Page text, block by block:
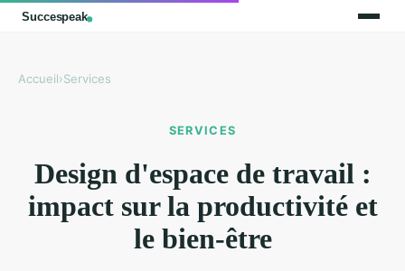
Accueil›Services
SERVICES
Design d'espace de travail :
impact sur la productivité et
le bien-être